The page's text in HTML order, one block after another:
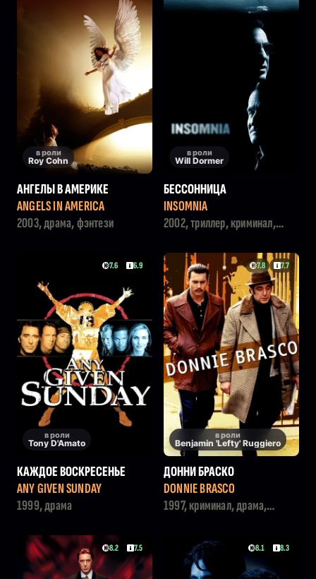
в роли
Roy Cohn
АНГЕЛЫ В АМЕРИКЕ
ANGELS IN AMERICA
2003, драма, фэнтези
в роли
Will Dormer
БЕССОННИЦА
INSOMNIA
2002, триллер, криминал,
7.6 6.9
в роли
Tony D'Amato
КАЖДОЕ ВОСКРЕСЕНЬЕ
ANY GIVEN SUNDAY
1999, драма
7.8 7.7
в роли
Benjamin 'Lefty' Ruggiero
ДОННИ БРАСКО
DONNIE BRASCO
1997, криминал, драма,
8.2 7.5 8.1 8.3